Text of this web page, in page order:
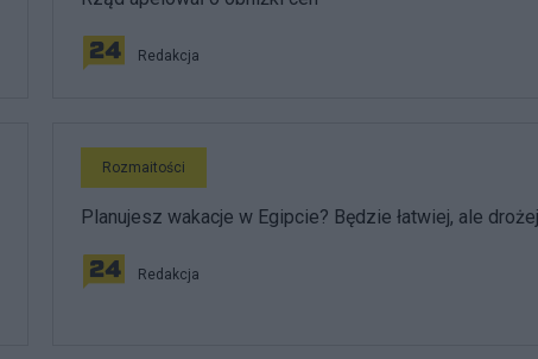
Redakcja
Rozmaitości
Planujesz wakacje w Egipcie? Będzie łatwiej, ale drożej
Redakcja